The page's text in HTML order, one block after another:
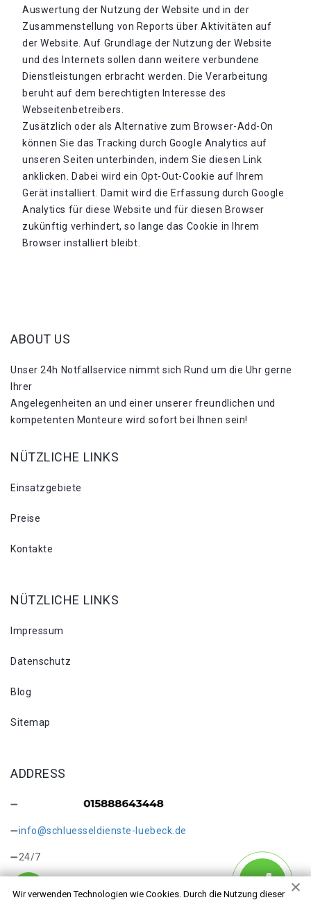
Auswertung der Nutzung der Website und in der
Zusammenstellung von Reports über Aktivitäten auf
der Website. Auf Grundlage der Nutzung der Website
und des Internets sollen dann weitere verbundene
Dienstleistungen erbracht werden. Die Verarbeitung
beruht auf dem berechtigten Interesse des
Webseitenbetreibers.
Zusätzlich oder als Alternative zum Browser-Add-On
können Sie das Tracking durch Google Analytics auf
unseren Seiten unterbinden, indem Sie diesen Link
anklicken. Dabei wird ein Opt-Out-Cookie auf Ihrem
Gerät installiert. Damit wird die Erfassung durch Google
Analytics für diese Website und für diesen Browser
zukünftig verhindert, so lange das Cookie in Ihrem
Browser installiert bleibt.
Wir verwenden Technologien wie Cookies. Durch die Nutzung dieser
ABOUT US
Unser 24h Notfallservice nimmt sich Rund um die Uhr gerne
Ihrer
Angelegenheiten an und einer unserer freundlichen und
kompetenten Monteure wird sofort bei Ihnen sein!
NÜTZLICHE LINKS
Einsatzgebiete
Preise
Kontakte
NÜTZLICHE LINKS
Impressum
Datenschutz
Blog
Sitemap
ADDRESS
info@schluesseldienste-luebeck.de
24/7